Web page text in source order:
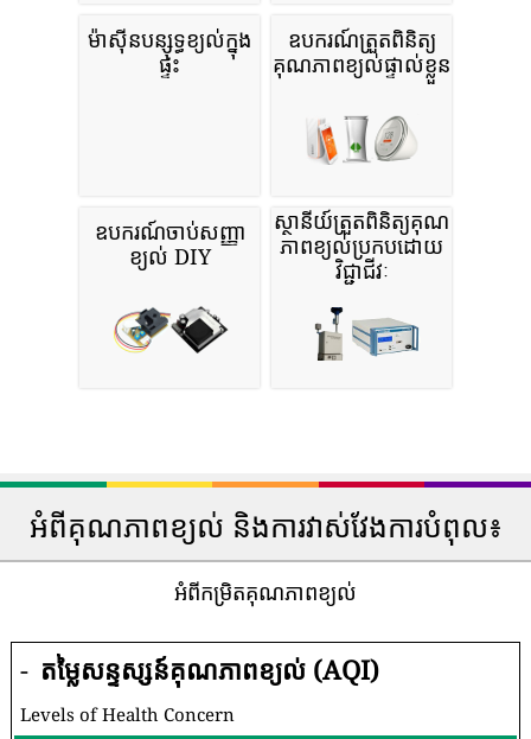
ម៉ាស៊ីនបន្សុទ្ធខ្យល់ក្នុង
ផ្ទះ
ឧបករណ៍ត្រួតពិនិត្យ
គុណភាពខ្យល់ផ្ទាល់ខ្លួន
ឧបករណ៍ចាប់សញ្ញា
ខ្យល់ DIY
ស្ថានីយ៍ត្រួតពិនិត្យគុណ
ភាពខ្យល់ប្រកបដោយ
វិជ្ជាជីវៈ
អំពីគុណភាពខ្យល់ និងការវាស់វែងការបំពុល៖
អំពីកម្រិតគុណភាពខ្យល់
- តម្លៃសន្ទស្សន៍គុណភាពខ្យល់ (AQI)
Levels of Health Concern